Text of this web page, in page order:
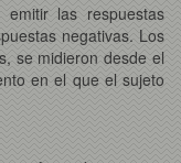
las respuestas
negativas. Los
se midieron desde el
en el que el sujeto